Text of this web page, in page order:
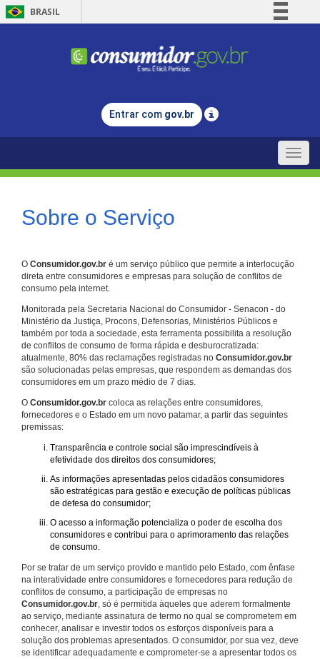
BRASIL
Comunica BR
Legislação
Entrar com gov.br
Toggle
Sobre o Serviço
O Consumidor.gov.br é um serviço público que permite a interlocução
direta entre consumidores e empresas para solução de conflitos de
consumo pela internet.
Monitorada pela Secretaria Nacional do Consumidor - Senacon - do
Ministério da Justiça, Procons, Defensorias, Ministérios Públicos e
também por toda a sociedade, esta ferramenta possibilita a resolução
de conflitos de consumo de forma rápida e desburocratizada:
atualmente, 80% das reclamações registradas no Consumidor.gov.br
são solucionadas pelas empresas, que respondem as demandas dos
consumidores em um prazo médio de 7 dias.
O Consumidor.gov.br coloca as relações entre consumidores,
fornecedores e o Estado em um novo patamar, a partir das seguintes
premissas:
Transparência e controle social são imprescindíveis à
efetividade dos direitos dos consumidores;
As informações apresentadas pelos cidadãos consumidores
são estratégicas para gestão e execução de políticas públicas
de defesa do consumidor;
O acesso a informação potencializa o poder de escolha dos
consumidores e contribui para o aprimoramento das relações
de consumo.
Por se tratar de um serviço provido e mantido pelo Estado, com ênfase
na interatividade entre consumidores e fornecedores para redução de
conflitos de consumo, a participação de empresas no
Consumidor.gov.br, só é permitida àqueles que aderem formalmente
ao serviço, mediante assinatura de termo no qual se comprometem em
conhecer, analisar e investir todos os esforços disponíveis para a
solução dos problemas apresentados. O consumidor, por sua vez, deve
se identificar adequadamente e comprometer-se a apresentar todos os